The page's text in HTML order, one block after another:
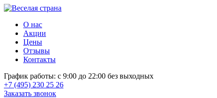
О нас
Акции
Цены
Отзывы
Контакты
График работы: с 9:00 до 22:00 без выходных
+7 (495) 230 25 26
Заказать звонок